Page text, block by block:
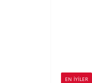
EN İYILER